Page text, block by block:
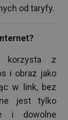
od taryfy.
korzysta z
i obraz jako
w link, bez
jest tylko
i dowolne